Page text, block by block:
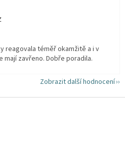
je 5 z 5 hvězdiček.
reagovala téměř okamžitě a i v
mají zavřeno. Dobře poradila.
Zobrazit další hodnocení